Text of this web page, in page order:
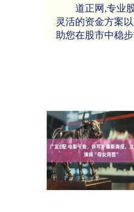
道正网,专业
灵活的资金方案
助您在股市中稳